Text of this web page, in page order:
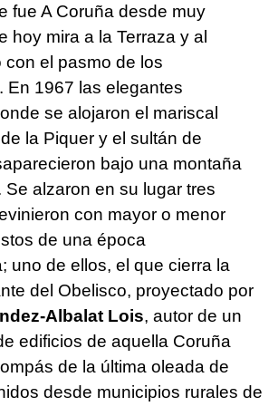
fue A Coruña desde muy
hoy mira a la Terraza y al
con el pasmo de los
En 1967 las elegantes
se alojaron el mariscal
la Piquer y el sultán de
bajo una montaña
alzaron en su lugar tres
con mayor o menor
de una época
uno de ellos, el que cierra la
del Obelisco, proyectado por
Albalat Lois, autor de un
edificios de aquella Coruña
de la última oleada de
desde municipios rurales de